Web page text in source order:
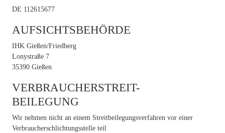
DE 112615677
AUFSICHTSBEHÖRDE
IHK Gießen/Friedberg
Lonystraße 7
35390 Gießen
VERBRAUCHERSTREIT-
BEILEGUNG
Wir nehmen nicht an einem Streitbeilegungsverfahren vor einer
Verbraucherschlichtungsstelle teil